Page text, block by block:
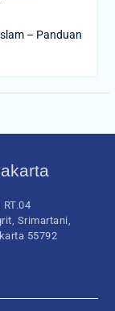
– Panduan
Srimartani,
55792